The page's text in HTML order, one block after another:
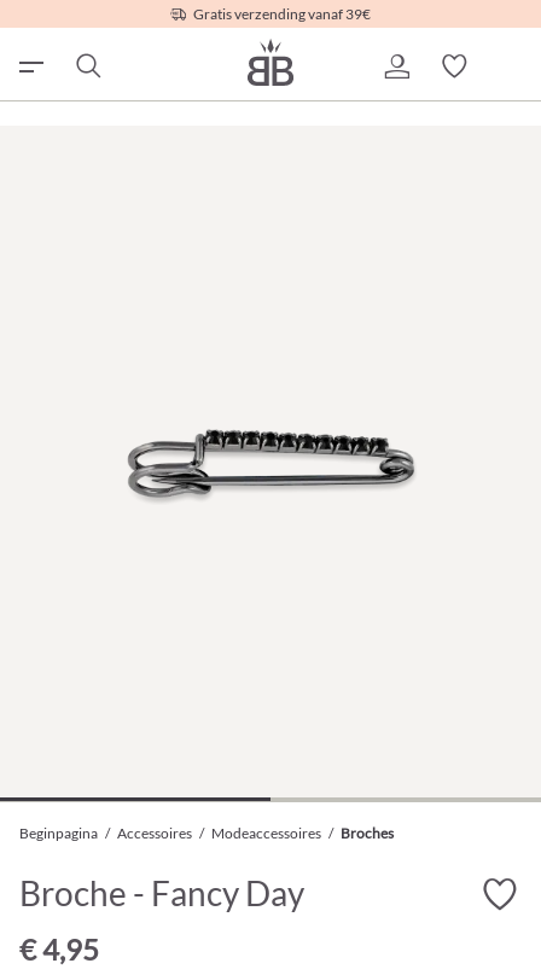
Gratis verzending vanaf 39€
Beginpagina / Accessoires / Modeaccessoires / Broches
Broche - Fancy Day
€ 4,95